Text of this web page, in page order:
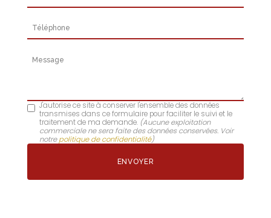
Téléphone
Message
J'autorise ce site à conserver l'ensemble des données
transmises dans ce formulaire pour faciliter le suivi et le
traitement de ma demande. (Aucune exploitation
commerciale ne sera faite des données conservées. Voir
notrepolitique de confidentialité)